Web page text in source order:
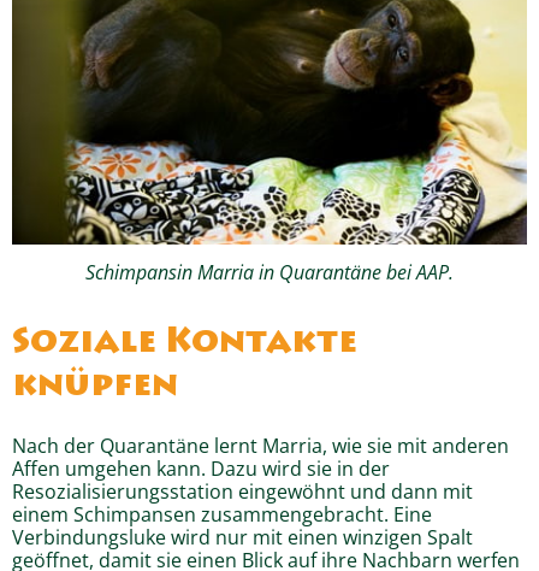
Schimpansin Marria in Quarantäne bei AAP.
Soziale Kontakte
knüpfen
Nach der Quarantäne lernt Marria, wie sie mit anderen
Affen umgehen kann. Dazu wird sie in der
Resozialisierungsstation eingewöhnt und dann mit
einem Schimpansen zusammengebracht. Eine
Verbindungsluke wird nur mit einen winzigen Spalt
geöffnet, damit sie einen Blick auf ihre Nachbarn werfen